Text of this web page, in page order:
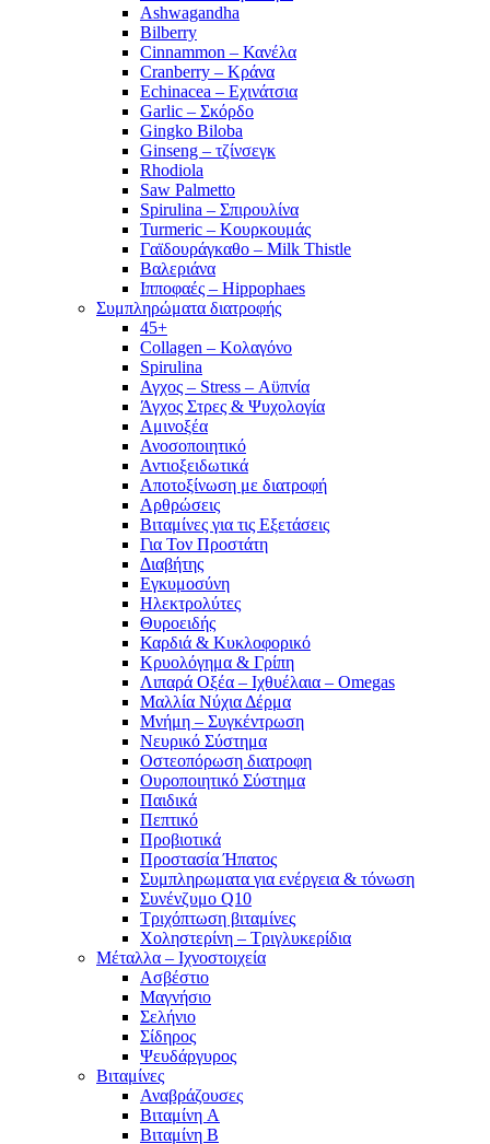
Ashwagandha
Bilberry
Cinnammon – Κανέλα
Cranberry – Κράνα
Echinacea – Εχινάτσια
Garlic – Σκόρδο
Gingko Biloba
Ginseng – τζίνσεγκ
Rhodiola
Saw Palmetto
Spirulina – Σπιρουλίνα
Turmeric – Κουρκουμάς
Γαϊδουράγκαθο – Milk Thistle
Βαλεριάνα
Ιπποφαές – Hippophaes
Συμπληρώματα διατροφής
45+
Collagen – Κολαγόνο
Spirulina
Αγχος – Stress – Αϋπνία
Άγχος Στρες & Ψυχολογία
Αμινοξέα
Ανοσοποιητικό
Αντιοξειδωτικά
Αποτοξίνωση με διατροφή
Αρθρώσεις
Βιταμίνες για τις Εξετάσεις
Για Τον Προστάτη
Διαβήτης
Εγκυμοσύνη
Ηλεκτρολύτες
Θυροειδής
Καρδιά & Κυκλοφορικό
Κρυολόγημα & Γρίπη
Λιπαρά Οξέα – Ιχθυέλαια – Omegas
Μαλλία Νύχια Δέρμα
Μνήμη – Συγκέντρωση
Νευρικό Σύστημα
Οστεοπόρωση διατροφη
Ουροποιητικό Σύστημα
Παιδικά
Πεπτικό
Προβιοτικά
Προστασία Ήπατος
Συμπληρωματα για ενέργεια & τόνωση
Συνένζυμο Q10
Τριχόπτωση βιταμίνες
Χοληστερίνη – Τριγλυκερίδια
Μέταλλα – Ιχνοστοιχεία
Ασβέστιο
Μαγνήσιο
Σελήνιο
Σίδηρος
Ψευδάργυρος
Βιταμίνες
Αναβράζουσες
Βιταμίνη A
Βιταμίνη B